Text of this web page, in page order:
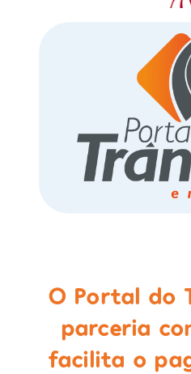
O Portal do
parceria
facilita o